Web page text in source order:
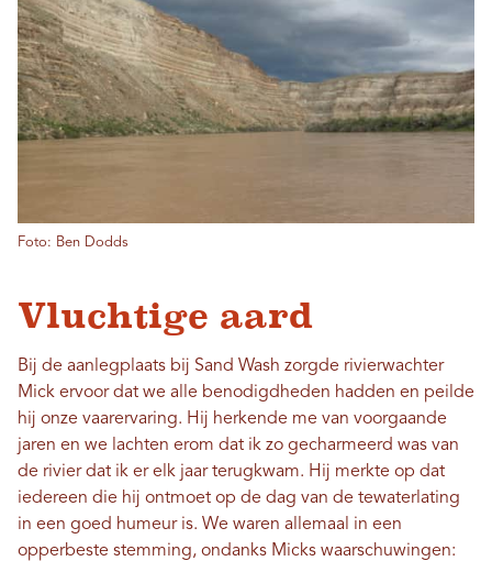
Foto: Ben Dodds
Vluchtige aard
Bij de aanlegplaats bij Sand Wash zorgde rivierwachter
Mick ervoor dat we alle benodigdheden hadden en peilde
hij onze vaarervaring. Hij herkende me van voorgaande
jaren en we lachten erom dat ik zo gecharmeerd was van
de rivier dat ik er elk jaar terugkwam. Hij merkte op dat
iedereen die hij ontmoet op de dag van de tewaterlating
in een goed humeur is. We waren allemaal in een
opperbeste stemming, ondanks Micks waarschuwingen: